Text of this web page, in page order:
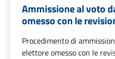
Ammissione al voto
omesso con le
Procedimento di
elettore omesso con le